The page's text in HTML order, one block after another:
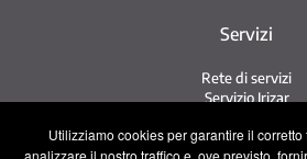
Utilizziamo cookies per garantire il
analizzare il nostro traffico e, ove previsto,
Servizi
Rete di servizi
Servizio Irizar
Usati